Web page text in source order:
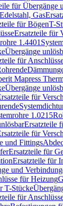
für Übergänge
Gas
für BögenT-
Ersatzteile für
1.4401
Übergänge
für
Mapress
Übergänge
für
1.0215
Ersatzteile
für
und Fittings
Ersatzteile für
Ersatzteile für
und
für Heizung
T-Stücke
für